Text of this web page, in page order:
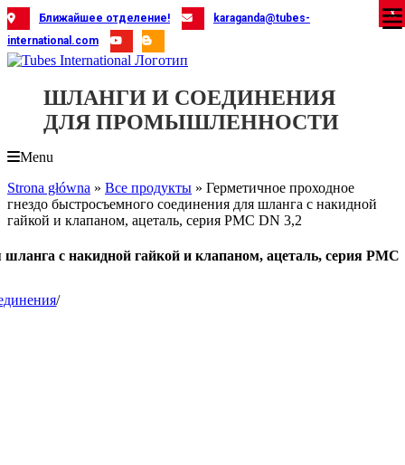
Skip
to
content
Ближайшее отделение!
karaganda@tubes-
international.com
ШЛАНГИ И СОЕДИНЕНИЯ
ДЛЯ ПРОМЫШЛЕННОСТИ
Menu
Strona główna » Все продукты » Герметичное проходное
гнездо быстросъемного соединения для шланга с накидной
гайкой и клапаном, ацеталь, серия PMC DN 3,2
шланга с накидной гайкой и клапаном, ацеталь, серия PMC
/
X
X
X
X
X
X
X
X
X
X
X
X
X
X
X
X
X
X
X